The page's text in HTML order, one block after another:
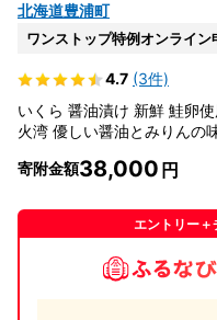
北海道豊浦町
ワンストップ特例オンライン
4.7 (3件)
いくら 醤油漬け 新鮮 鮭卵
火湾 優しい醤油とみりんの
寄附金額38,000
エントリー＋